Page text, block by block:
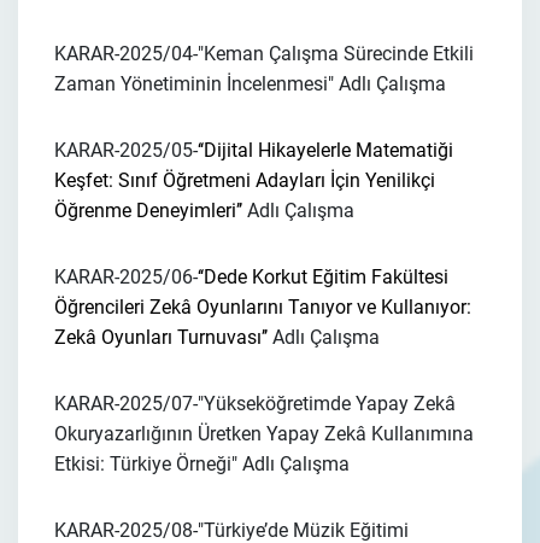
KARAR-2025/04-"Keman Çalışma Sürecinde Etkili
Zaman Yönetiminin İncelenmesi" Adlı Çalışma
KARAR-2025/05-‘‘Dijital Hikayelerle Matematiği
Keşfet: Sınıf Öğretmeni Adayları İçin Yenilikçi
Öğrenme Deneyimleri’’ Adlı Çalışma
KARAR-2025/06-‘‘Dede Korkut Eğitim Fakültesi
Öğrencileri Zekâ Oyunlarını Tanıyor ve Kullanıyor:
Zekâ Oyunları Turnuvası’’ Adlı Çalışma
KARAR-2025/07-"Yükseköğretimde Yapay Zekâ
Okuryazarlığının Üretken Yapay Zekâ Kullanımına
Etkisi: Türkiye Örneği" Adlı Çalışma
KARAR-2025/08-"Türkiye’de Müzik Eğitimi